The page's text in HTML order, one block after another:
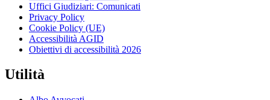
Uffici Giudiziari: Comunicati
Privacy Policy
Cookie Policy (UE)
Accessibilità AGID
Obiettivi di accessibilità 2026
Utilità